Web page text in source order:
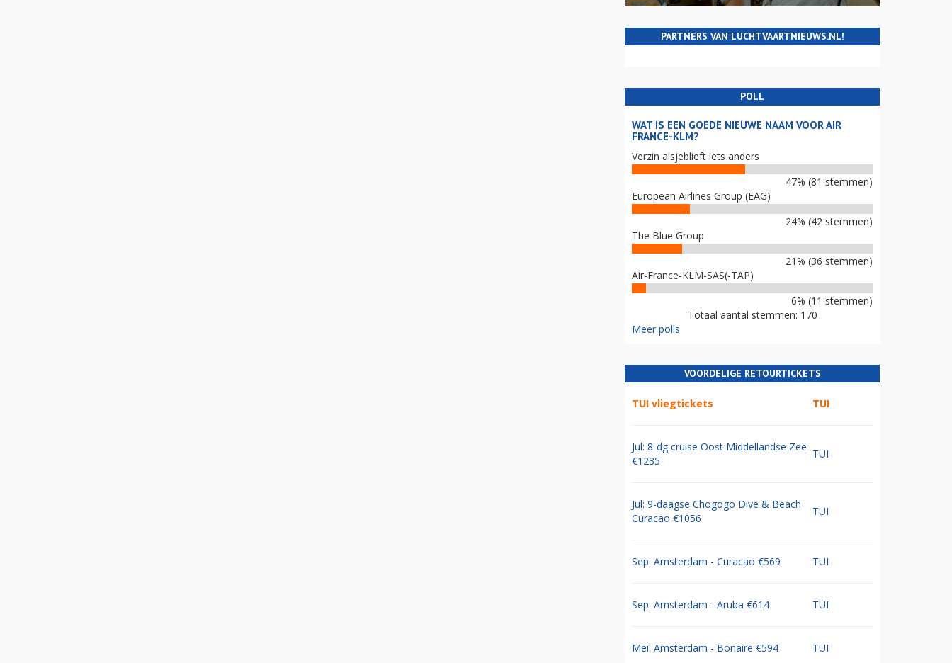
PARTNERS VAN LUCHTVAARTNIEUWS.NL!
POLL
WAT IS EEN GOEDE NIEUWE NAAM VOOR AIR
FRANCE-KLM?
Verzin alsjeblieft iets anders
47% (81 stemmen)
European Airlines Group (EAG)
24% (42 stemmen)
The Blue Group
21% (36 stemmen)
Air-France-KLM-SAS(-TAP)
6% (11 stemmen)
Totaal aantal stemmen: 170
Meer polls
VOORDELIGE RETOURTICKETS
TUI vliegtickets TUI
Jul: 8-dg cruise Oost Middellandse Zee
€1235
TUI
Jul: 9-daagse Chogogo Dive & Beach
Curacao €1056
TUI
Sep: Amsterdam - Curacao €569 TUI
Sep: Amsterdam - Aruba €614 TUI
Mei: Amsterdam - Bonaire €594 TUI